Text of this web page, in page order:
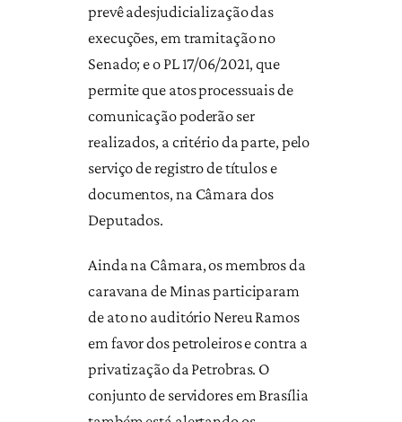
prevê adesjudicialização das
execuções, em tramitação no
Senado; e o PL 17/06/2021, que
permite que atos processuais de
comunicação poderão ser
realizados, a critério da parte, pelo
serviço de registro de títulos e
documentos, na Câmara dos
Deputados.
Ainda na Câmara, os membros da
caravana de Minas participaram
de ato no auditório Nereu Ramos
em favor dos petroleiros e contra a
privatização da Petrobras. O
conjunto de servidores em Brasília